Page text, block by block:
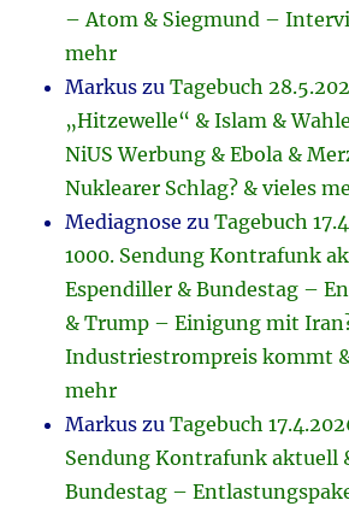
– Atom & Siegmund –
mehr
Markus zuTagebuch
„Hitzewelle“ & Islam &
NiUS Werbung & Ebola &
Nuklearer Schlag? & vieles
Mediagnose zuTagebuch
1000. Sendung Kontrafunk
Espendiller & Bundestag –
& Trump – Einigung mit
Industriestrompreis kommt
mehr
Markus zuTagebuch
Sendung Kontrafunk aktuell
Bundestag –